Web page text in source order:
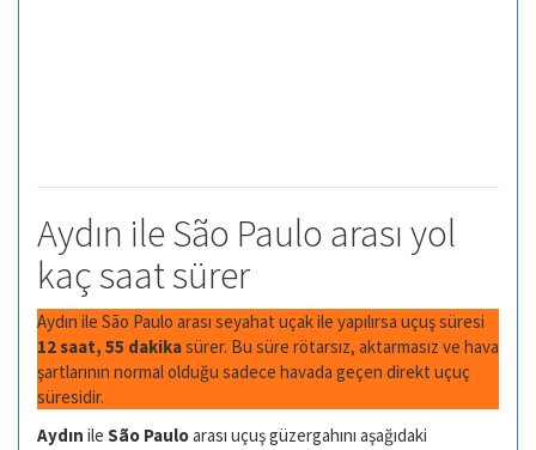
Aydın ile São Paulo arası yol
kaç saat sürer
Aydın ile São Paulo arası seyahat uçak ile yapılırsa uçuş süresi
12 saat, 55 dakikasürer. Bu süre rötarsız, aktarmasız ve hava
şartlarının normal olduğu sadece havada geçen direkt uçuç
süresidir.
Aydın ile São Pauloarası uçuş güzergahını aşağıdaki